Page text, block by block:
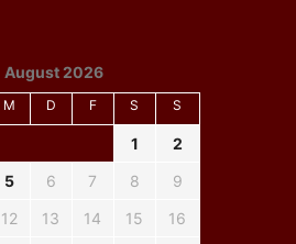
August 2026
M D F S S
1
2
5 6 7 8
9
12 13 14 15
16